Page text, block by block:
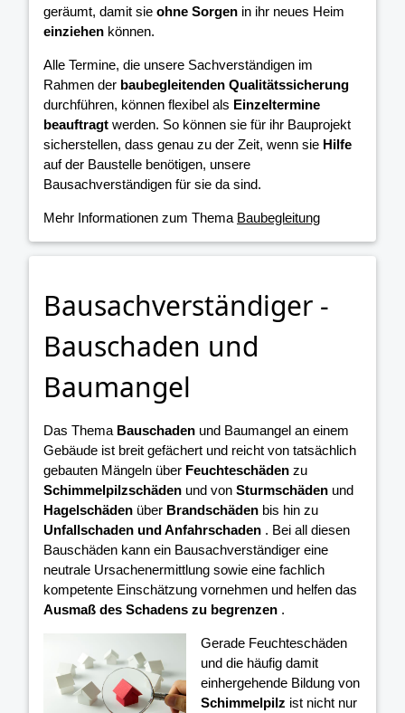
geräumt, damit sie ohne Sorgen in ihr neues Heim
einziehen können.
Alle Termine, die unsere Sachverständigen im
Rahmen der baubegleitenden Qualitätssicherung
durchführen, können flexibel als Einzeltermine
beauftragt werden. So können sie für ihr Bauprojekt
sicherstellen, dass genau zu der Zeit, wenn sie Hilfe
auf der Baustelle benötigen, unsere
Bausachverständigen für sie da sind.
Mehr Informationen zum Thema Baubegleitung
Bausachverständiger -
Bauschaden und
Baumangel
Das Thema Bauschaden und Baumangel an einem
Gebäude ist breit gefächert und reicht von tatsächlich
gebauten Mängeln über Feuchteschäden zu
Schimmelpilzschäden und von Sturmschäden und
Hagelschäden über Brandschäden bis hin zu
Unfallschaden und Anfahrschaden . Bei all diesen
Bauschäden kann ein Bausachverständiger eine
neutrale Ursachenermittlung sowie eine fachlich
kompetente Einschätzung vornehmen und helfen das
Ausmaß des Schadens zu begrenzen .
Gerade Feuchteschäden
und die häufig damit
einhergehende Bildung von
Schimmelpilz ist nicht nur